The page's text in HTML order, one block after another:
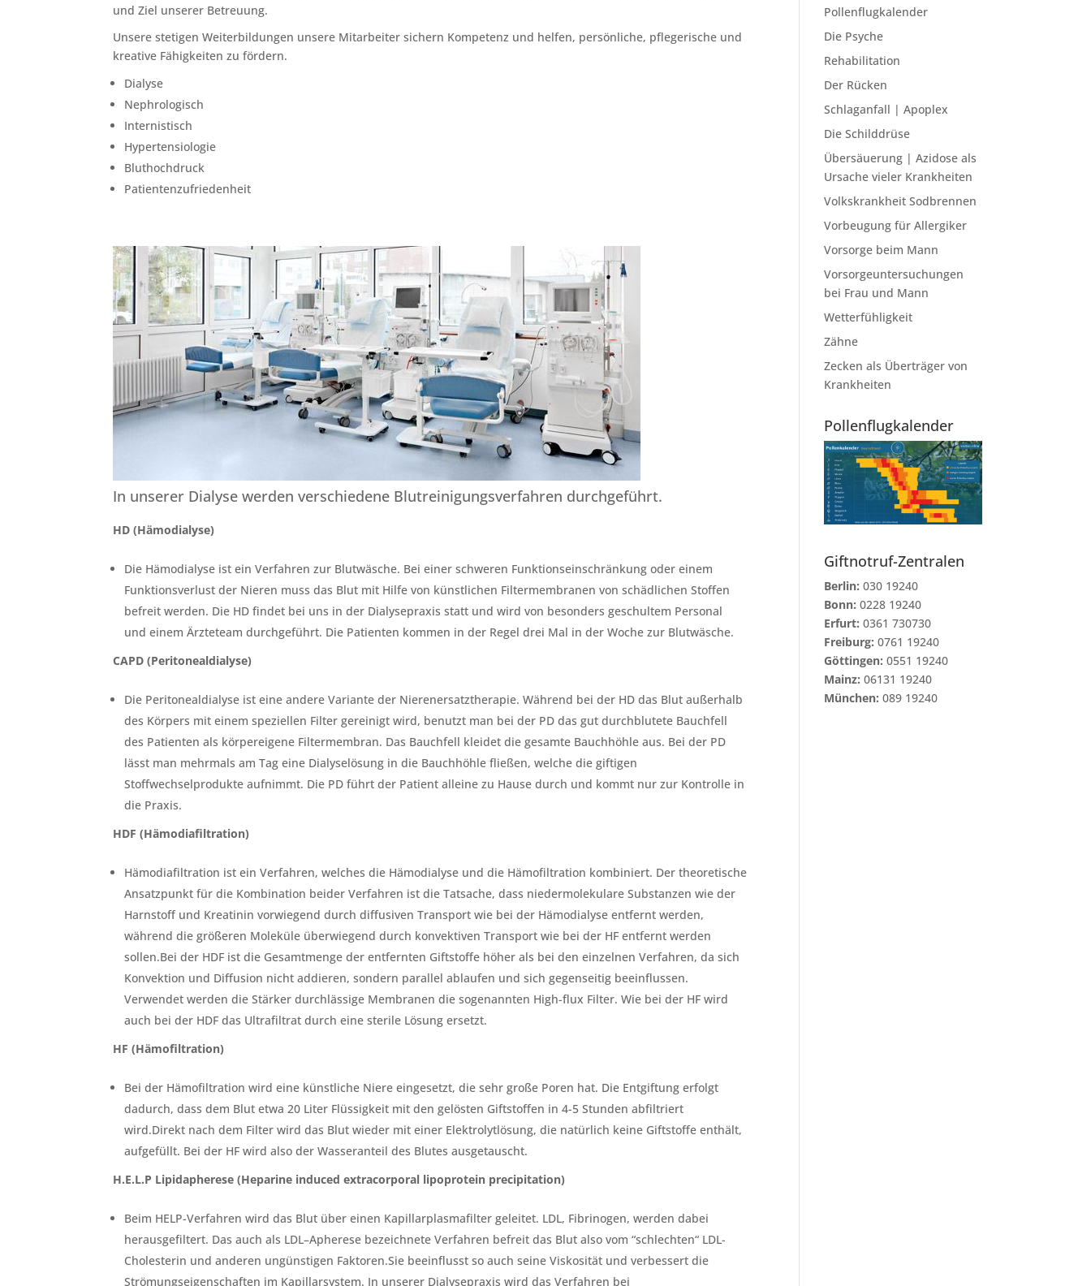
und Ziel unserer Betreuung.
Unsere stetigen Weiterbildungen unsere Mitarbeiter sichern Kompetenz und helfen, persönliche, pflegerische und
kreative Fähigkeiten zu fördern.
Dialyse
Nephrologisch
Internistisch
Hypertensiologie
Bluthochdruck
Patientenzufriedenheit
In unserer Dialyse werden verschiedene Blutreinigungsverfahren durchgeführt.
HD (Hämodialyse)
Die Hämodialyse ist ein Verfahren zur Blutwäsche. Bei einer schweren Funktionseinschränkung oder einem
Funktionsverlust der Nieren muss das Blut mit Hilfe von künstlichen Filtermembranen von schädlichen Stoffen
befreit werden. Die HD findet bei uns in der Dialysepraxis statt und wird von besonders geschultem Personal
und einem Ärzteteam durchgeführt. Die Patienten kommen in der Regel drei Mal in der Woche zur Blutwäsche.
CAPD (Peritonealdialyse)
Die Peritonealdialyse ist eine andere Variante der Nierenersatztherapie. Während bei der HD das Blut außerhalb
des Körpers mit einem speziellen Filter gereinigt wird, benutzt man bei der PD das gut durchblutete Bauchfell
des Patienten als körpereigene Filtermembran. Das Bauchfell kleidet die gesamte Bauchhöhle aus. Bei der PD
lässt man mehrmals am Tag eine Dialyselösung in die Bauchhöhle fließen, welche die giftigen
Stoffwechselprodukte aufnimmt. Die PD führt der Patient alleine zu Hause durch und kommt nur zur Kontrolle in
die Praxis.
HDF (Hämodiafiltration)
Hämodiafiltration ist ein Verfahren, welches die Hämodialyse und die Hämofiltration kombiniert. Der theoretische
Ansatzpunkt für die Kombination beider Verfahren ist die Tatsache, dass niedermolekulare Substanzen wie der
Harnstoff und Kreatinin vorwiegend durch diffusiven Transport wie bei der Hämodialyse entfernt werden,
während die größeren Moleküle überwiegend durch konvektiven Transport wie bei der HF entfernt werden
sollen.Bei der HDF ist die Gesamtmenge der entfernten Giftstoffe höher als bei den einzelnen Verfahren, da sich
Konvektion und Diffusion nicht addieren, sondern parallel ablaufen und sich gegenseitig beeinflussen.
Verwendet werden die Stärker durchlässige Membranen die sogenannten High-flux Filter. Wie bei der HF wird
auch bei der HDF das Ultrafiltrat durch eine sterile Lösung ersetzt.
HF (Hämofiltration)
Bei der Hämofiltration wird eine künstliche Niere eingesetzt, die sehr große Poren hat. Die Entgiftung erfolgt
dadurch, dass dem Blut etwa 20 Liter Flüssigkeit mit den gelösten Giftstoffen in 4-5 Stunden abfiltriert
wird.Direkt nach dem Filter wird das Blut wieder mit einer Elektrolytlösung, die natürlich keine Giftstoffe enthält,
aufgefüllt. Bei der HF wird also der Wasseranteil des Blutes ausgetauscht.
H.E.L.P Lipidapherese (Heparine induced extracorporal lipoprotein precipitation)
Beim HELP-Verfahren wird das Blut über einen Kapillarplasmafilter geleitet. LDL, Fibrinogen, werden dabei
herausgefiltert. Das auch als LDL–Apherese bezeichnete Verfahren befreit das Blut also vom “schlechten“ LDL-
Cholesterin und anderen ungünstigen Faktoren.Sie beeinflusst so auch seine Viskosität und verbessert die
Strömungseigenschaften im Kapillarsystem. In unserer Dialysepraxis wird das Verfahren bei
Pollenflugkalender
Die Psyche
Rehabilitation
Der Rücken
Schlaganfall | Apoplex
Die Schilddrüse
Übersäuerung | Azidose als
Ursache vieler Krankheiten
Volkskrankheit Sodbrennen
Vorbeugung für Allergiker
Vorsorge beim Mann
Vorsorgeuntersuchungen
bei Frau und Mann
Wetterfühligkeit
Zähne
Zecken als Überträger von
Krankheiten
Pollenflugkalender
Giftnotruf-Zentralen
Berlin: 030 19240
Bonn: 0228 19240
Erfurt: 0361 730730
Freiburg: 0761 19240
Göttingen: 0551 19240
Mainz: 06131 19240
München: 089 19240